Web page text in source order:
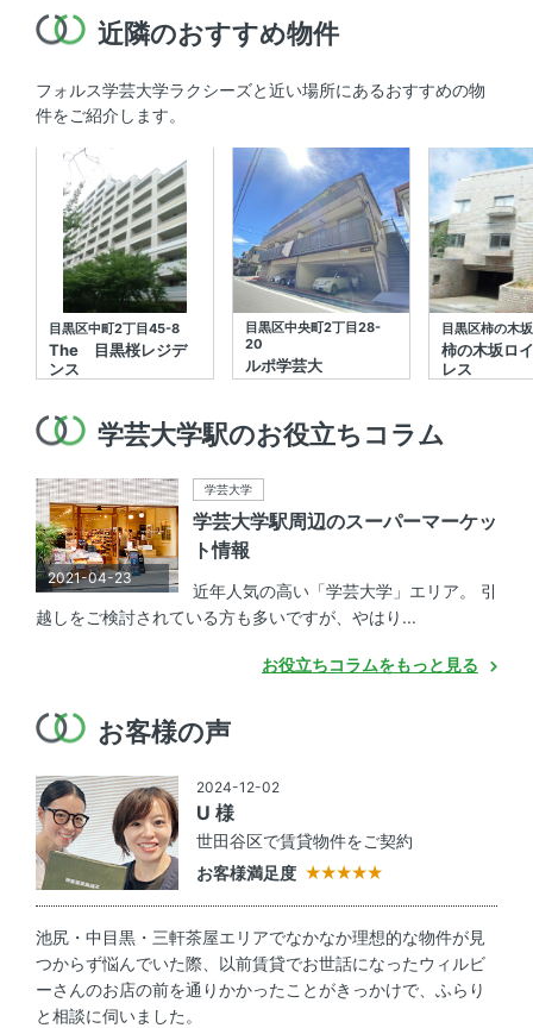
近隣のおすすめ物件
フォルス学芸大学ラクシーズと近い場所にあるおすすめの物
件をご紹介します。
目黒区中町2丁目45-8
The 目黒桜レジデ
ンス
目黒区中央町2丁目28-
20
ルポ学芸大
目黒区柿の木
柿の木坂ロ
レス
学芸大学駅のお役立ちコラム
2021-04-23
学芸大学
学芸大学駅周辺のスーパーマーケッ
ト情報
近年人気の高い「学芸大学」エリア。 引
越しをご検討されている方も多いですが、やはり...
お役立ちコラムをもっと見る
お客様の声
2024-12-02
U 様
世田谷区で賃貸物件をご契約
お客様満足度
池尻・中目黒・三軒茶屋エリアでなかなか理想的な物件が見
つからず悩んでいた際、以前賃貸でお世話になったウィルビ
ーさんのお店の前を通りかかったことがきっかけで、ふらり
と相談に伺いました。